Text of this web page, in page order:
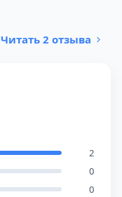
Читать 2 отзыва
2
0
0